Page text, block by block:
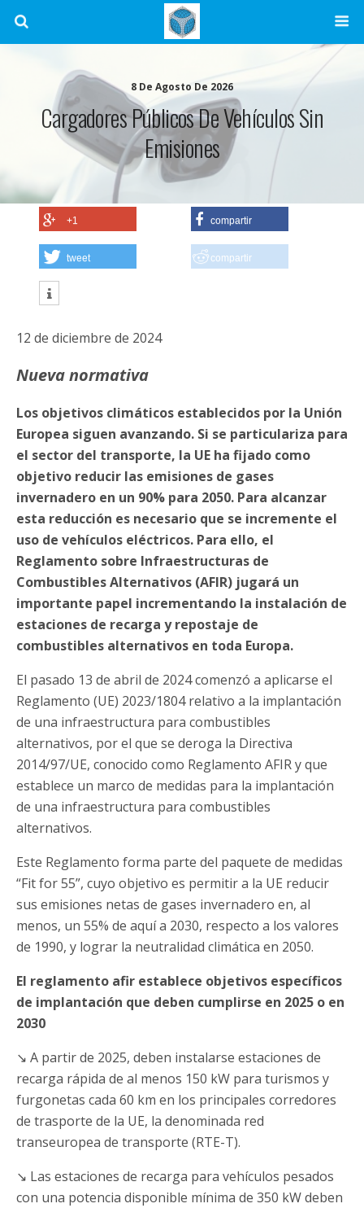
8 De Agosto De 2026
Cargadores Públicos De Vehículos Sin
Emisiones
+1 compartir
tweet compartir
12 de diciembre de 2024
Nueva normativa
Los objetivos climáticos establecidos por la Unión
Europea siguen avanzando. Si se particulariza para
el sector del transporte, la UE ha fijado como
objetivo reducir las emisiones de gases
invernadero en un 90% para 2050. Para alcanzar
esta reducción es necesario que se incremente el
uso de vehículos eléctricos. Para ello, el
Reglamento sobre Infraestructuras de
Combustibles Alternativos (AFIR) jugará un
importante papel incrementando la instalación de
estaciones de recarga y repostaje de
combustibles alternativos en toda Europa.
El pasado 13 de abril de 2024 comenzó a aplicarse el
Reglamento (UE) 2023/1804 relativo a la implantación
de una infraestructura para combustibles
alternativos, por el que se deroga la Directiva
2014/97/UE, conocido como Reglamento AFIR y que
establece un marco de medidas para la implantación
de una infraestructura para combustibles
alternativos.
Este Reglamento forma parte del paquete de medidas
“Fit for 55”, cuyo objetivo es permitir a la UE reducir
sus emisiones netas de gases invernadero en, al
menos, un 55% de aquí a 2030, respecto a los valores
de 1990, y lograr la neutralidad climática en 2050.
El reglamento afir establece objetivos específicos
de implantación que deben cumplirse en 2025 o en
2030
↘ A partir de 2025, deben instalarse estaciones de
recarga rápida de al menos 150 kW para turismos y
furgonetas cada 60 km en los principales corredores
de trasporte de la UE, la denominada red
transeuropea de transporte (RTE-T).
↘ Las estaciones de recarga para vehículos pesados
con una potencia disponible mínima de 350 kW deben